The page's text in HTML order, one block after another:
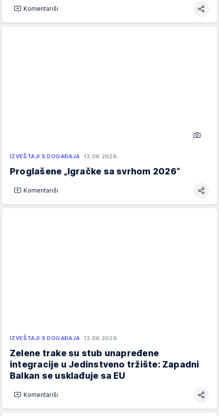
Komentariši
IZVEŠTAJI S DOGAĐAJA 12.06.2026.
Proglašene „Igračke sa svrhom 2026“
Komentariši
IZVEŠTAJI S DOGAĐAJA 12.06.2026.
Zelene trake su stub unapređene
integracije u Jedinstveno tržište: Zapadni
Balkan se usklađuje sa EU
Komentariši